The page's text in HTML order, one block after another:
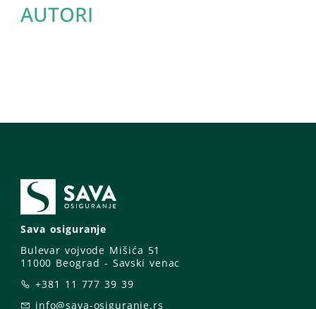
AUTORI
Sava osiguranje
Bulevar vojvode Mišića 51
11000 Beograd - Savski venac
+381 11 777 39 39
info@sava-osiguranje.rs